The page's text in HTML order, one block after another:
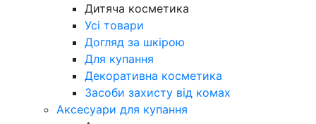
Дитяча косметика
Усі товари
Догляд за шкірою
Для купання
Декоративна косметика
Засоби захисту від комах
Аксесуари для купання